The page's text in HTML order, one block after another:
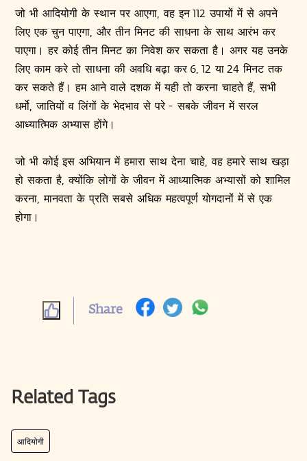
जो भी आदियोगी के स्थान पर आएगा, वह इन 112 उपायों में से अपने
लिए एक चुन पाएगा, और तीन मिनट की साधना के साथ आरंभ कर
पाएगा। हर कोई तीन मिनट का निवेश कर सकता है। अगर यह उनके
लिए काम करे तो साधना की अवधि बढ़ा कर 6, 12 या 24 मिनट तक
कर सकते हैं। हम आने वाले दशक में यही तो करना चाहते हैं, सभी
धर्मो, जातियों व लिंगों के भेदभाव से परे - सबके जीवन में सरल
आध्यात्मिक अभ्यास होंगे।
जो भी कोई इस अभियान में हमारा साथ देना चाहे, वह हमारे साथ खड़ा
हो सकता है, क्योंकि लोगों के जीवन में आध्यात्मिक अभ्यासों को शामिल
करना, मानवता के प्रति सबसे अधिक महत्वपूर्ण योगदानों में से एक
होगा।
Share
Related Tags
आदियोगी